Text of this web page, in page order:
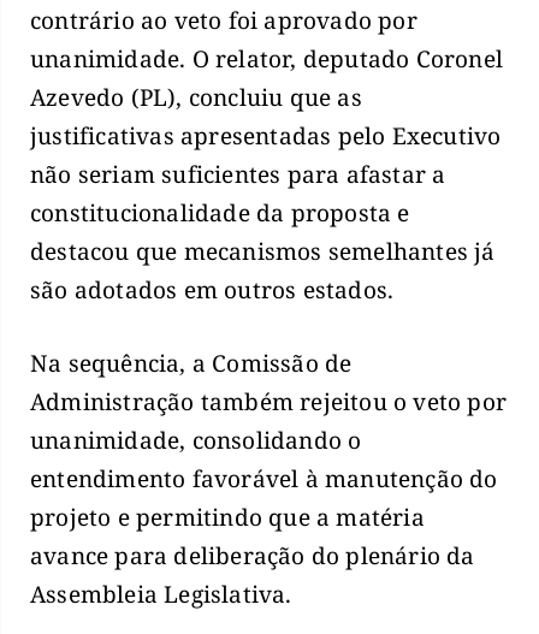
contrário ao veto foi aprovado por
unanimidade. O relator, deputado Coronel
Azevedo (PL), concluiu que as
justificativas apresentadas pelo Executivo
não seriam suficientes para afastar a
constitucionalidade da proposta e
destacou que mecanismos semelhantes já
são adotados em outros estados.
Na sequência, a Comissão de
Administração também rejeitou o veto por
unanimidade, consolidando o
entendimento favorável à manutenção do
projeto e permitindo que a matéria
avance para deliberação do plenário da
Assembleia Legislativa.